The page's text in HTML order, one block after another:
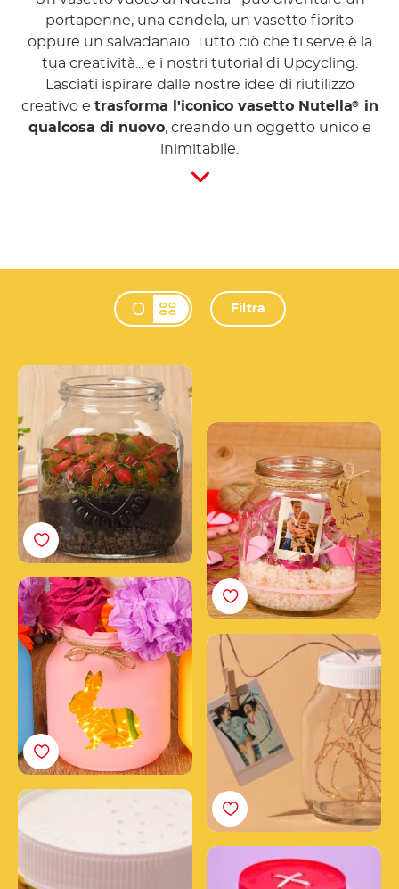
portapenne, una candela, un vasetto fiorito
oppure un salvadanaio. Tutto ciò che ti serve è la
tua creatività... e i nostri tutorial di Upcycling.
Lasciati ispirare dalle nostre idee di riutilizzo
creativo e trasforma l'iconico vasetto Nutella®
in
qualcosa di nuovo, creando un oggetto unico e
inimitabile.
Change view
Filtra
Vasetto Terrarium
Nutella<sup>®</sup>
Vasetto Portafoto
Profumato
Vasetti Lanterna
Pasquali
Vasetto Portafoto
Nutella®
Vasetto Annaffiatutto
Nutella®
Vasetto Portabottoni
Nutella®